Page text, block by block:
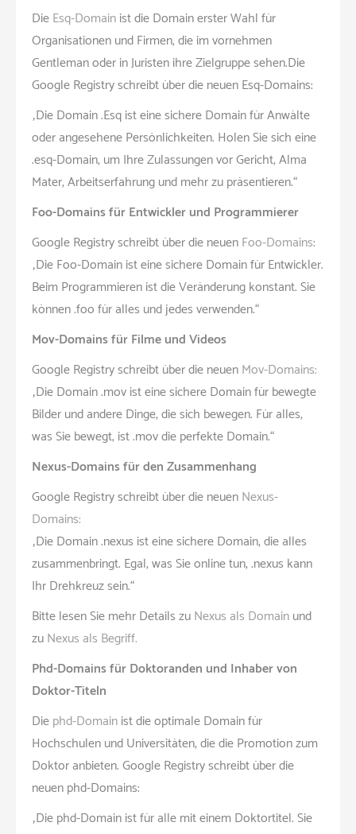
DieEsq-Domainist die Domain erster Wahl für
Organisationen und Firmen, die im vornehmen
Gentleman oder in Juristen ihre Zielgruppe sehen.Die
Google Registry schreibt über die neuen Esq-Domains:
„Die Domain .Esq ist eine sichere Domain für Anwälte
oder angesehene Persönlichkeiten. Holen Sie sich eine
.esq-Domain, um Ihre Zulassungen vor Gericht, Alma
Mater, Arbeitserfahrung und mehr zu präsentieren.“
Foo-Domains für Entwickler und Programmierer
Google Registry schreibt über die neuenFoo-Domains:
„Die Foo-Domain ist eine sichere Domain für Entwickler.
Beim Programmieren ist die Veränderung konstant. Sie
können .foo für alles und jedes verwenden.“
Mov-Domains für Filme und Videos
Google Registry schreibt über die neuenMov-Domains:
„Die Domain .mov ist eine sichere Domain für bewegte
Bilder und andere Dinge, die sich bewegen. Für alles,
was Sie bewegt, ist .mov die perfekte Domain.“
Nexus-Domains für den Zusammenhang
Google Registry schreibt über die neuenNexus-
Domains:
„Die Domain .nexus ist eine sichere Domain, die alles
zusammenbringt. Egal, was Sie online tun, .nexus kann
Ihr Drehkreuz sein.“
Bitte lesen Sie mehr Details zuNexus als Domainund
zuNexus als Begriff.
Phd-Domains für Doktoranden und Inhaber von
Doktor-Titeln
Diephd-Domainist die optimale Domain für
Hochschulen und Universitäten, die die Promotion zum
Doktor anbieten. Google Registry schreibt über die
neuen phd-Domains:
„Die phd-Domain ist für alle mit einem Doktortitel. Sie